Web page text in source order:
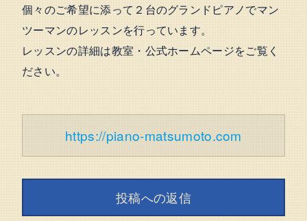
個々のご希望に添って２台のグランドピアノでマン
ツーマンのレッスンを行っています。
レッスンの詳細は教室・公式ホームページをご覧く
ださい。
https://piano-matsumoto.com
投稿への返信